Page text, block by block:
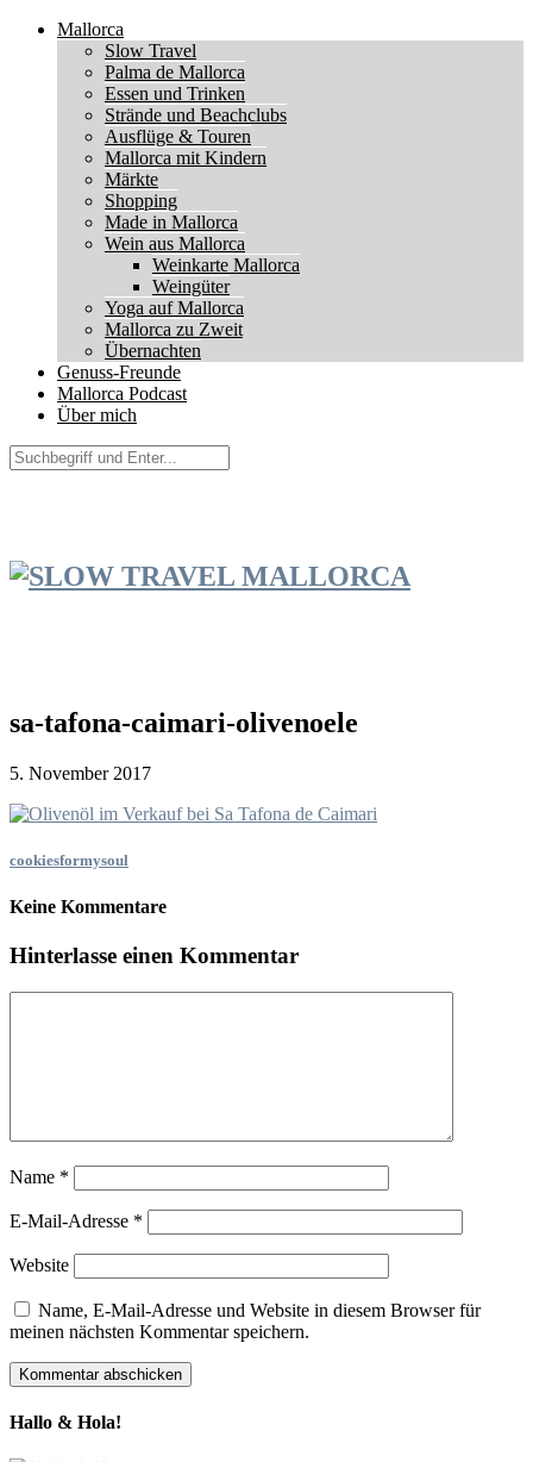
Mallorca
Slow Travel
Palma de Mallorca
Essen und Trinken
Strände und Beachclubs
Ausflüge & Touren
Mallorca mit Kindern
Märkte
Shopping
Made in Mallorca
Wein aus Mallorca
Weinkarte Mallorca
Weingüter
Yoga auf Mallorca
Mallorca zu Zweit
Übernachten
Genuss-Freunde
Mallorca Podcast
Über mich
sa-tafona-caimari-olivenoele
5. November 2017
cookiesformysoul
Keine Kommentare
Hinterlasse einen Kommentar
Name *
E-Mail-Adresse *
Website
Name, E-Mail-Adresse und Website in diesem Browser für
meinen nächsten Kommentar speichern.
Hallo & Hola!